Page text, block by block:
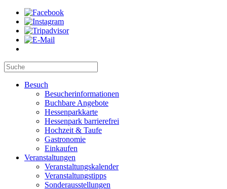
Besuch
Besucherinformationen
Buchbare Angebote
Hessenparkkarte
Hessenpark barrierefrei
Hochzeit & Taufe
Gastronomie
Einkaufen
Veranstaltungen
Veranstaltungskalender
Veranstaltungstipps
Sonderausstellungen